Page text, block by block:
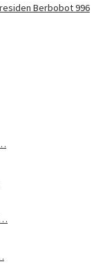
Berbobot 996